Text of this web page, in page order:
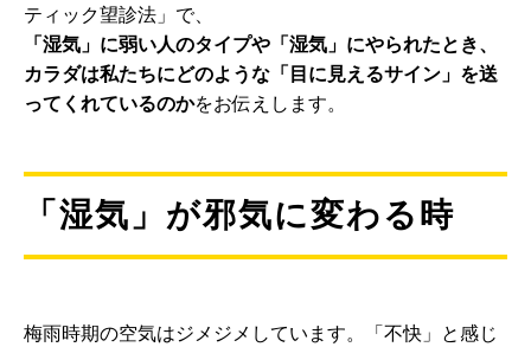
ティック望診法」で、
「湿気」に弱い人のタイプや「湿気」にやられたとき、
カラダは私たちにどのような「目に見えるサイン」を送
ってくれているのかをお伝えします。
「湿気」が邪気に変わる時
梅雨時期の空気はジメジメしています。「不快」と感じ